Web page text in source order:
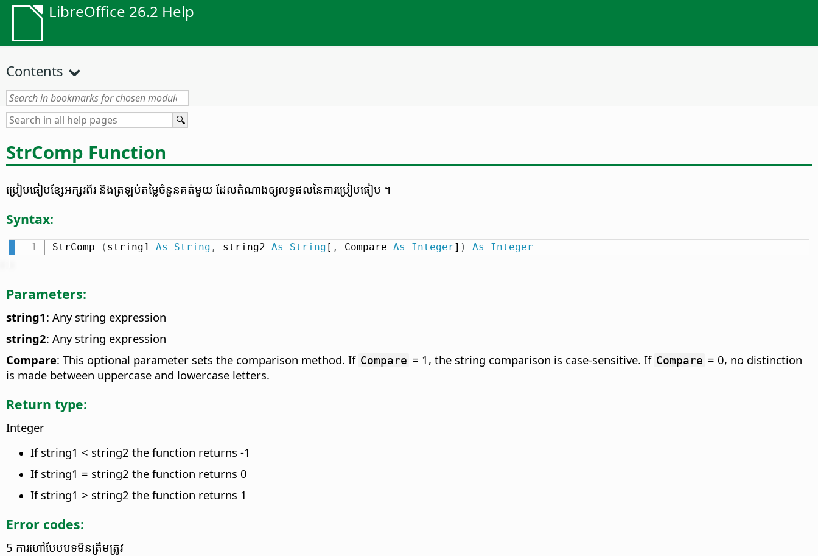
LibreOffice 26.2 Help
Contents
StrComp Function
ប្រៀបធៀប​ខ្សែ​អក្សរ​ពីរ និង​ត្រឡប់​តម្លៃ​ចំនួន​គត់​មួយ ដែល​តំណាង​ឲ្យ​លទ្ធផល​នៃ​ការ​ប្រៀបធៀប ។
Syntax:
StrComp ( string1 As String , string2 As String [ , Compare As Integer] ) As Integer
Parameters:
string1: Any string expression
string2: Any string expression
Compare: This optional parameter sets the comparison method. If Compare = 1, the string comparison is case-sensitive. If Compare = 0, no distinction
is made between uppercase and lowercase letters.
Return type:
Integer
If string1 < string2 the function returns -1
If string1 = string2 the function returns 0
If string1 > string2 the function returns 1
Error codes:
5 ការ​ហៅ​បែបបទ​មិន​ត្រឹមត្រូវ